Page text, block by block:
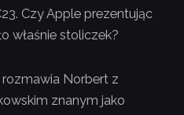
Czy Apple prezentując
właśnie stoliczek?
rozmawia Norbert z
znanym jako